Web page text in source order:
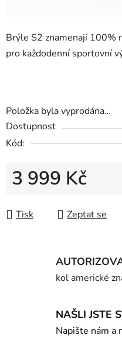
Brýle S2 znamenají 100%
pro každodenní sportovní
Položka byla vyprodána…
Dostupnost
Kód:
3 999 Kč
Tisk
Zeptat se
kol americké
NAŠLI JSTE
Napište nám a